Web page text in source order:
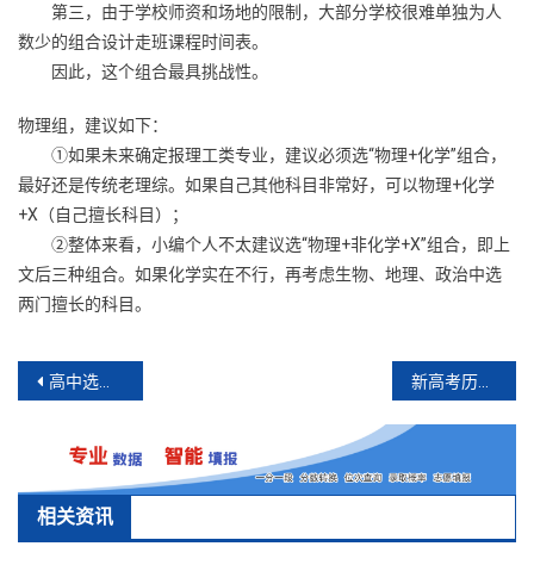
第三，由于学校师资和场地的限制，大部分学校很难单独为人
数少的组合设计走班课程时间表。
因此，这个组合最具挑战性。
物理组，建议如下：
①如果未来确定报理工类专业，建议必须选“物理+化学”组合，
最好还是传统老理综。如果自己其他科目非常好，可以物理+化学
+X（自己擅长科目）；
②整体来看，小编个人不太建议选“物理+非化学+X”组合，即上
文后三种组合。如果化学实在不行，再考虑生物、地理、政治中选
两门擅长的科目。
文
航
高中选科必须考虑的四大要素 新高考历史组6个组合的特点
相关资讯